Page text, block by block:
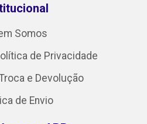
Somos
de Privacidade
e Devolução
de Envio